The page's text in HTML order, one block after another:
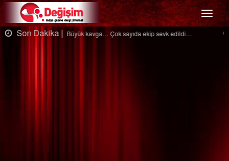
Menü
Son Dakika | Ağaçtan düştü…